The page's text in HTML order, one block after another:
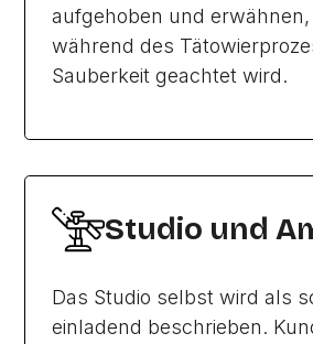
aufgehoben und
während des
Sauberkeit geachtet wird.
Studio und
Das Studio selbst wird als
einladend beschrieben.